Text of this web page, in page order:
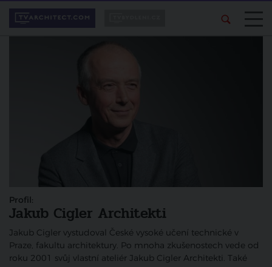
Profil:
Jakub Cigler Architekti
Jakub Cigler vystudoval České vysoké učení technické v
Praze, fakultu architektury. Po mnoha zkušenostech vede od
roku 2001 svůj vlastní ateliér Jakub Cigler Architekti. Také